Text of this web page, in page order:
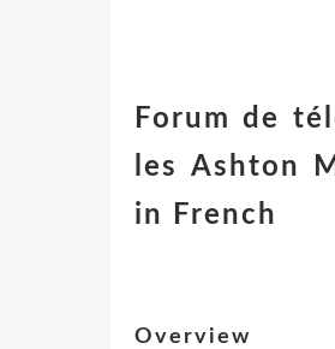
Forum de
les Ashton
in French
Overview